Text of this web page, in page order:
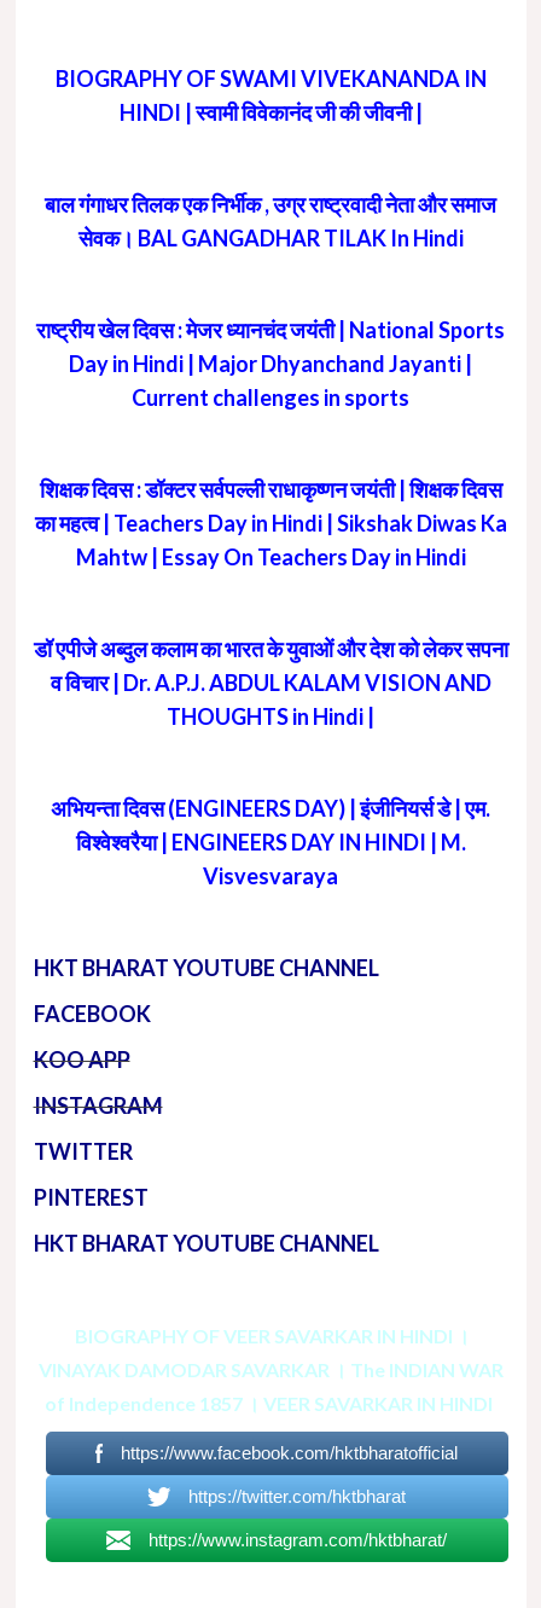
BIOGRAPHY OF SWAMI VIVEKANANDA IN
HINDI | स्वामी विवेकानंद जी की जीवनी |
बाल गंगाधर तिलक एक निर्भीक , उग्र राष्ट्रवादी नेता और समाज
सेवक। BAL GANGADHAR TILAK In Hindi
राष्ट्रीय खेल दिवस : मेजर ध्यानचंद जयंती | National Sports
Day in Hindi | Major Dhyanchand Jayanti |
Current challenges in sports
शिक्षक दिवस : डॉक्टर सर्वपल्ली राधाकृष्णन जयंती | शिक्षक दिवस
का महत्व | Teachers Day in Hindi | Sikshak Diwas Ka
Mahtw | Essay On Teachers Day in Hindi
डॉ एपीजे अब्दुल कलाम का भारत के युवाओं और देश को लेकर सपना
व विचार | Dr. A.P.J. ABDUL KALAM VISION AND
THOUGHTS in Hindi |
अभियन्ता दिवस (ENGINEERS DAY) | इंजीनियर्स डे | एम.
विश्वेश्वरैया | ENGINEERS DAY IN HINDI | M.
Visvesvaraya
HKT BHARAT YOUTUBE CHANNEL
FACEBOOK
KOO APP
INSTAGRAM
TWITTER
PINTEREST
HKT BHARAT YOUTUBE CHANNEL
BIOGRAPHY OF VEER SAVARKAR IN HINDI ।
VINAYAK DAMODAR SAVARKAR । The INDIAN WAR
of Independence 1857 । VEER SAVARKAR IN HINDI
https://www.facebook.com/hktbharatofficial
https://twitter.com/hktbharat
https://www.instagram.com/hktbharat/